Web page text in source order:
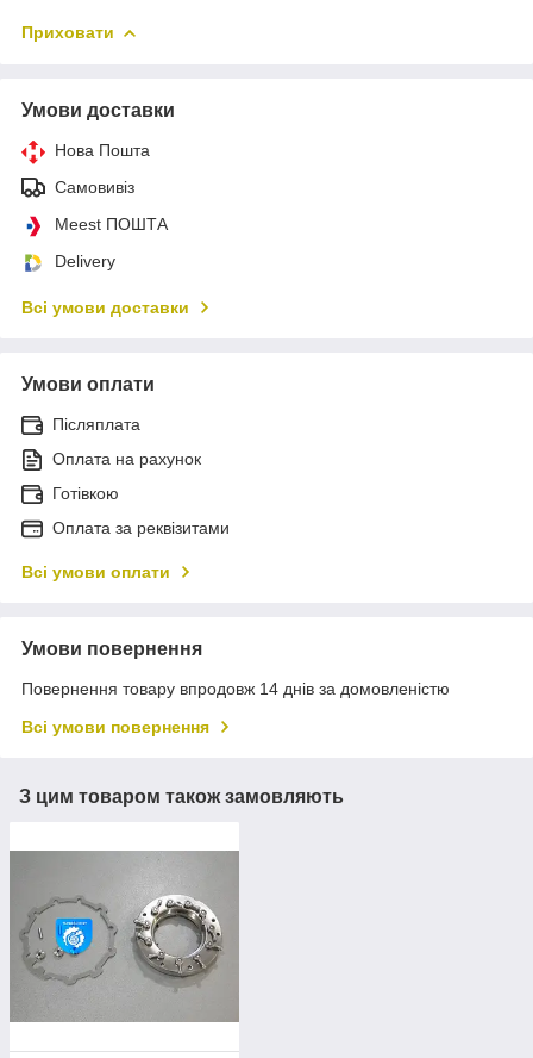
Приховати
Умови доставки
Нова Пошта
Самовивіз
Meest ПОШТА
Delivery
Всі умови доставки
Умови оплати
Післяплата
Оплата на рахунок
Готівкою
Оплата за реквізитами
Всі умови оплати
Умови повернення
Повернення товару впродовж 14 днів за домовленістю
Всі умови повернення
З цим товаром також замовляють